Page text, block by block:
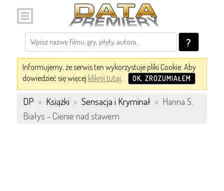
?
Informujemy, że serwis ten wykorzystuje pliki Cookie. Aby
dowiedzieć się więcej kliknij tutaj. OK, ZROZUMIAŁEM
DP » Książki » Sensacja i Kryminał » Hanna S.
Białys - Cienie nad stawem